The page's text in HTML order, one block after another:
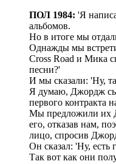
ПОЛ 1984: 'Я
альбомов.
Но в итоге мы
Однажды мы
Cross Road и Мика
песни?'
И мы сказали: 'Ну,
Я думаю, Джордж
первого контракта
Мы предложили их
его, отказав нам,
лицо, спросив
Он сказал: 'Ну, есть
Так вот как они